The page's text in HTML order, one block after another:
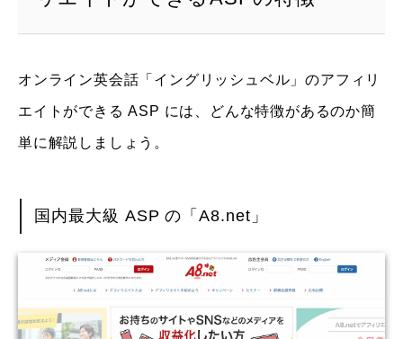
オンライン英会話「イングリッシュベル」のアフィリ
エイトができる ASP には、どんな特徴があるのか簡
単に解説しましょう。
国内最大級 ASP の「A8.net」